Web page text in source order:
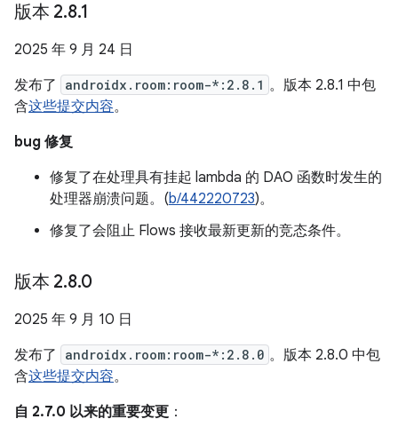
版本 2.8.1
2025 年 9 月 24 日
发布了
androidx.room:room-*:2.8.1 。版本 2.8.1 中包
含这些提交内容。
bug 修复
修复了在处理具有挂起 lambda 的 DAO 函数时发生的
处理器崩溃问题。(b/442220723)。
修复了会阻止 Flows 接收最新更新的竞态条件。
版本 2.8.0
2025 年 9 月 10 日
发布了
androidx.room:room-*:2.8.0 。版本 2.8.0 中包
含这些提交内容。
自 2.7.0 以来的重要变更 ：